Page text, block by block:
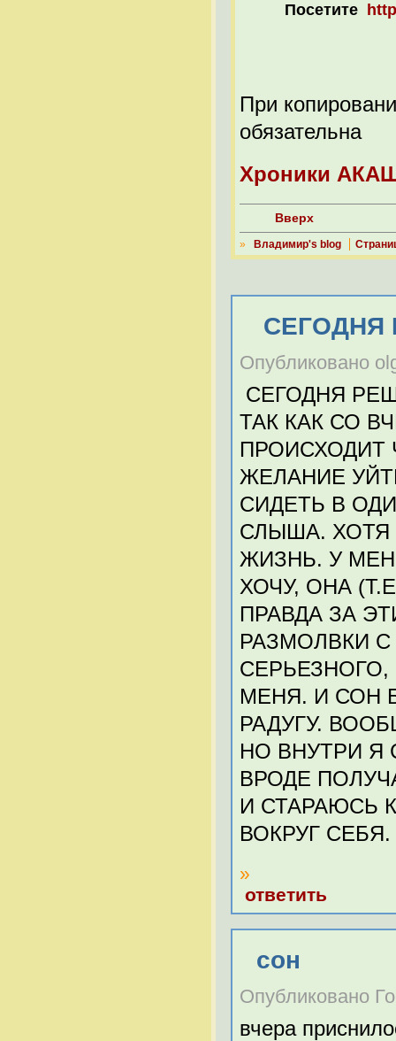
Посетите
При
обязательна
Хроники
Вверх
» Владимир's blog
СЕГОДНЯ
Опубликовано
СЕГОДНЯ
ТАК КАК СО
ПРОИСХОДИТ
ЖЕЛАНИЕ
СИДЕТЬ В
СЛЫША.
ЖИЗНЬ. У
ХОЧУ, ОНА
ПРАВДА ЗА
РАЗМОЛВКИ
МЕНЯ. И СОН
РАДУГУ.
НО ВНУТРИ Я
ВРОДЕ
И СТАРАЮСЬ
ВОКРУГ
»
ответить
сон
Опубликовано
вчера